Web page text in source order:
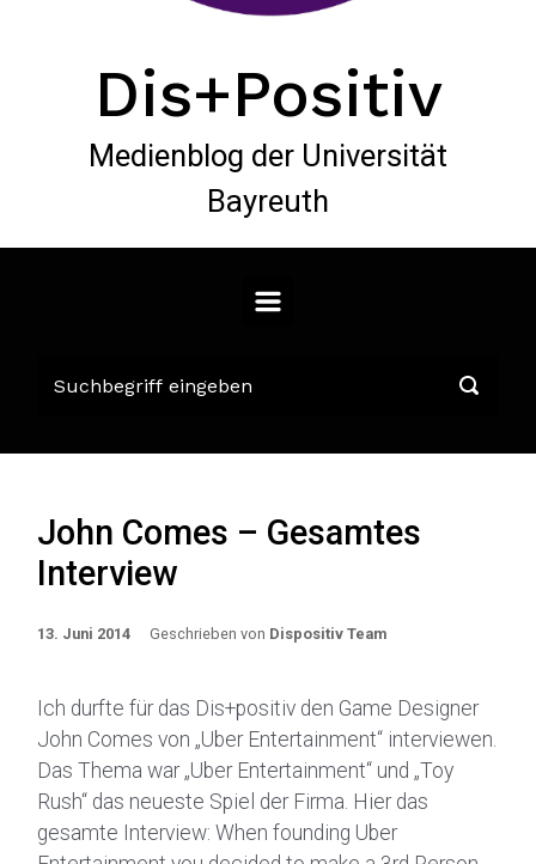
Dis+Positiv
Medienblog der Universität
Bayreuth
John Comes – Gesamtes
Interview
13. Juni 2014 Geschrieben von Dispositiv Team
Ich durfte für das Dis+positiv den Game Designer
John Comes von „Uber Entertainment“ interviewen.
Das Thema war „Uber Entertainment“ und „Toy
Rush“ das neueste Spiel der Firma. Hier das
gesamte Interview: When founding Uber